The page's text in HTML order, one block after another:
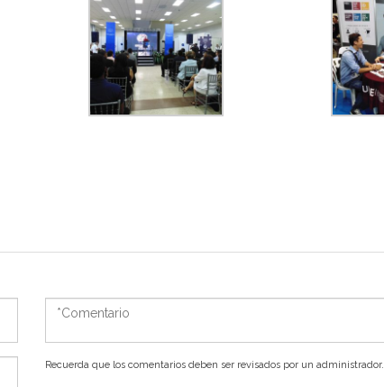
*Comentario
Recuerda que los comentarios deben ser revisados por un administrador.